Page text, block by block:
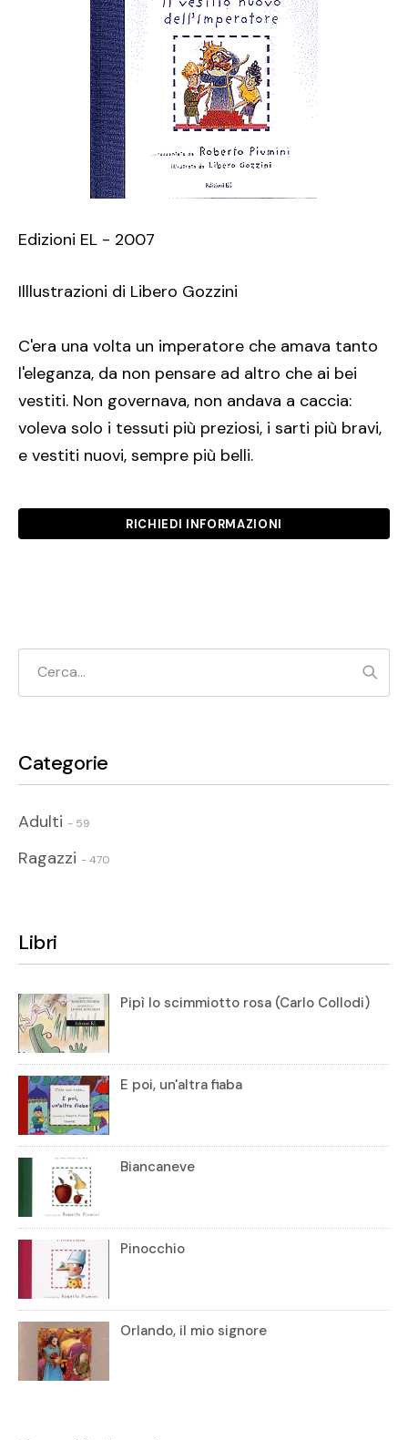
Edizioni EL - 2007
Illlustrazioni di Libero Gozzini
C'era una volta un imperatore che amava tanto
l'eleganza, da non pensare ad altro che ai bei
vestiti. Non governava, non andava a caccia:
voleva solo i tessuti più preziosi, i sarti più bravi,
e vestiti nuovi, sempre più belli.
RICHIEDI INFORMAZIONI
Categorie
Adulti - 59
Ragazzi - 470
Libri
Pipì lo scimmiotto rosa (Carlo Collodi)
E poi, un'altra fiaba
Biancaneve
Pinocchio
Orlando, il mio signore